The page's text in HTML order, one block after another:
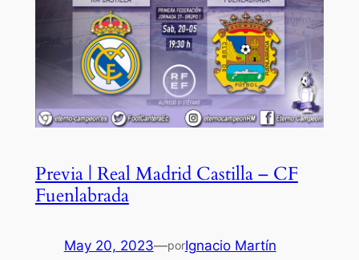
Previa | Real Madrid Castilla – CF
Fuenlabrada
May 20, 2023—porIgnacio Martín